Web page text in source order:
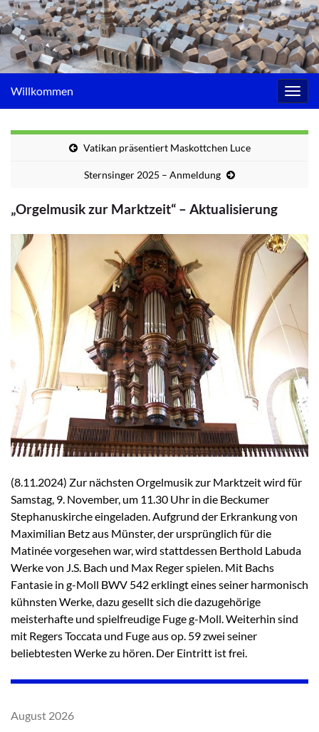
Willkommen
Vatikan präsentiert Maskottchen Luce
Sternsinger 2025 – Anmeldung
„Orgelmusik zur Marktzeit“ – Aktualisierung
(8.11.2024) Zur nächsten Orgelmusik zur Marktzeit wird für
Samstag, 9. November, um 11.30 Uhr in die Beckumer
Stephanuskirche eingeladen. Aufgrund der Erkrankung von
Maximilian Betz aus Münster, der ursprünglich für die
Matinée vorgesehen war, wird stattdessen Berthold Labuda
Werke von J.S. Bach und Max Reger spielen. Mit Bachs
Fantasie in g-Moll BWV 542 erklingt eines seiner harmonisch
kühnsten Werke, dazu gesellt sich die dazugehörige
meisterhafte und spielfreudige Fuge g-Moll. Weiterhin sind
mit Regers Toccata und Fuge aus op. 59 zwei seiner
beliebtesten Werke zu hören. Der Eintritt ist frei.
August 2026